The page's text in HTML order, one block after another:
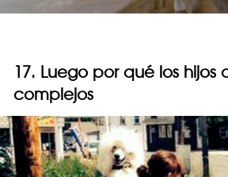
17. Luego por qué los hijos
complejos